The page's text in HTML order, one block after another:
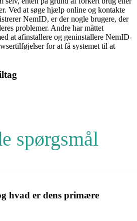
Ved at søge hjælp online og kontakte
NemID, er der nogle brugere, der
problemer. Andre har måttet
at afinstallere og geninstallere NemID-
for at få systemet til at
spørgsmål
hvad er dens primære